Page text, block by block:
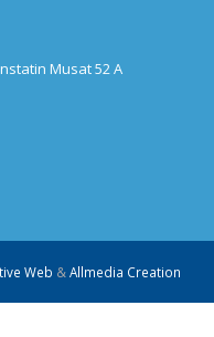
Musat 52 A
Web &Allmedia Creation